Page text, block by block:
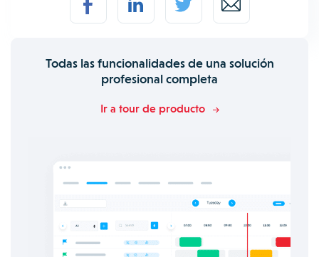
Todas las funcionalidades de una solución
profesional completa
Ir a tour de producto